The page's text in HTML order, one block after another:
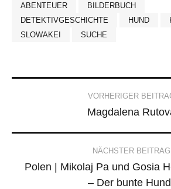
ABENTEUER
BILDERBUCH
DETEKTIVGESCHICHTE
HUND
SLOWAKEI
SUCHE
navigation
VORHERIGER
Magdalena
NÄCHSTER BEITRAG
Polen | Mikolaj Pa und Gosia
– Der bunte